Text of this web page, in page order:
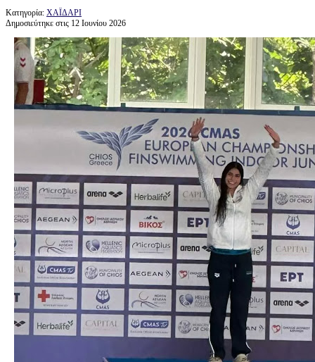
Κατηγορία: ΧΑΪΔΑΡΙ
Δημοσιεύτηκε στις 12 Ιουνίου 2026